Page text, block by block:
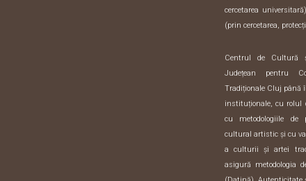
cercetarea
(prin cercetarea,
Centrul de Cultură
Județean pentru
Tradiționale Cluj până
instituționale, cu rolul
cu metodologiile de
cultural artistic și cu
a culturii și artei
asigură metodologia